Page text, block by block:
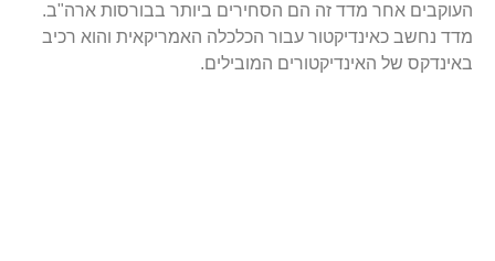
העוקבים אחר מדד זה הם הסחירים ביותר בבורסות ארה"ב.
מדד נחשב כאינדיקטור עבור הכלכלה האמריקאית והוא רכיב
באינדקס של האינדיקטורים המובילים.